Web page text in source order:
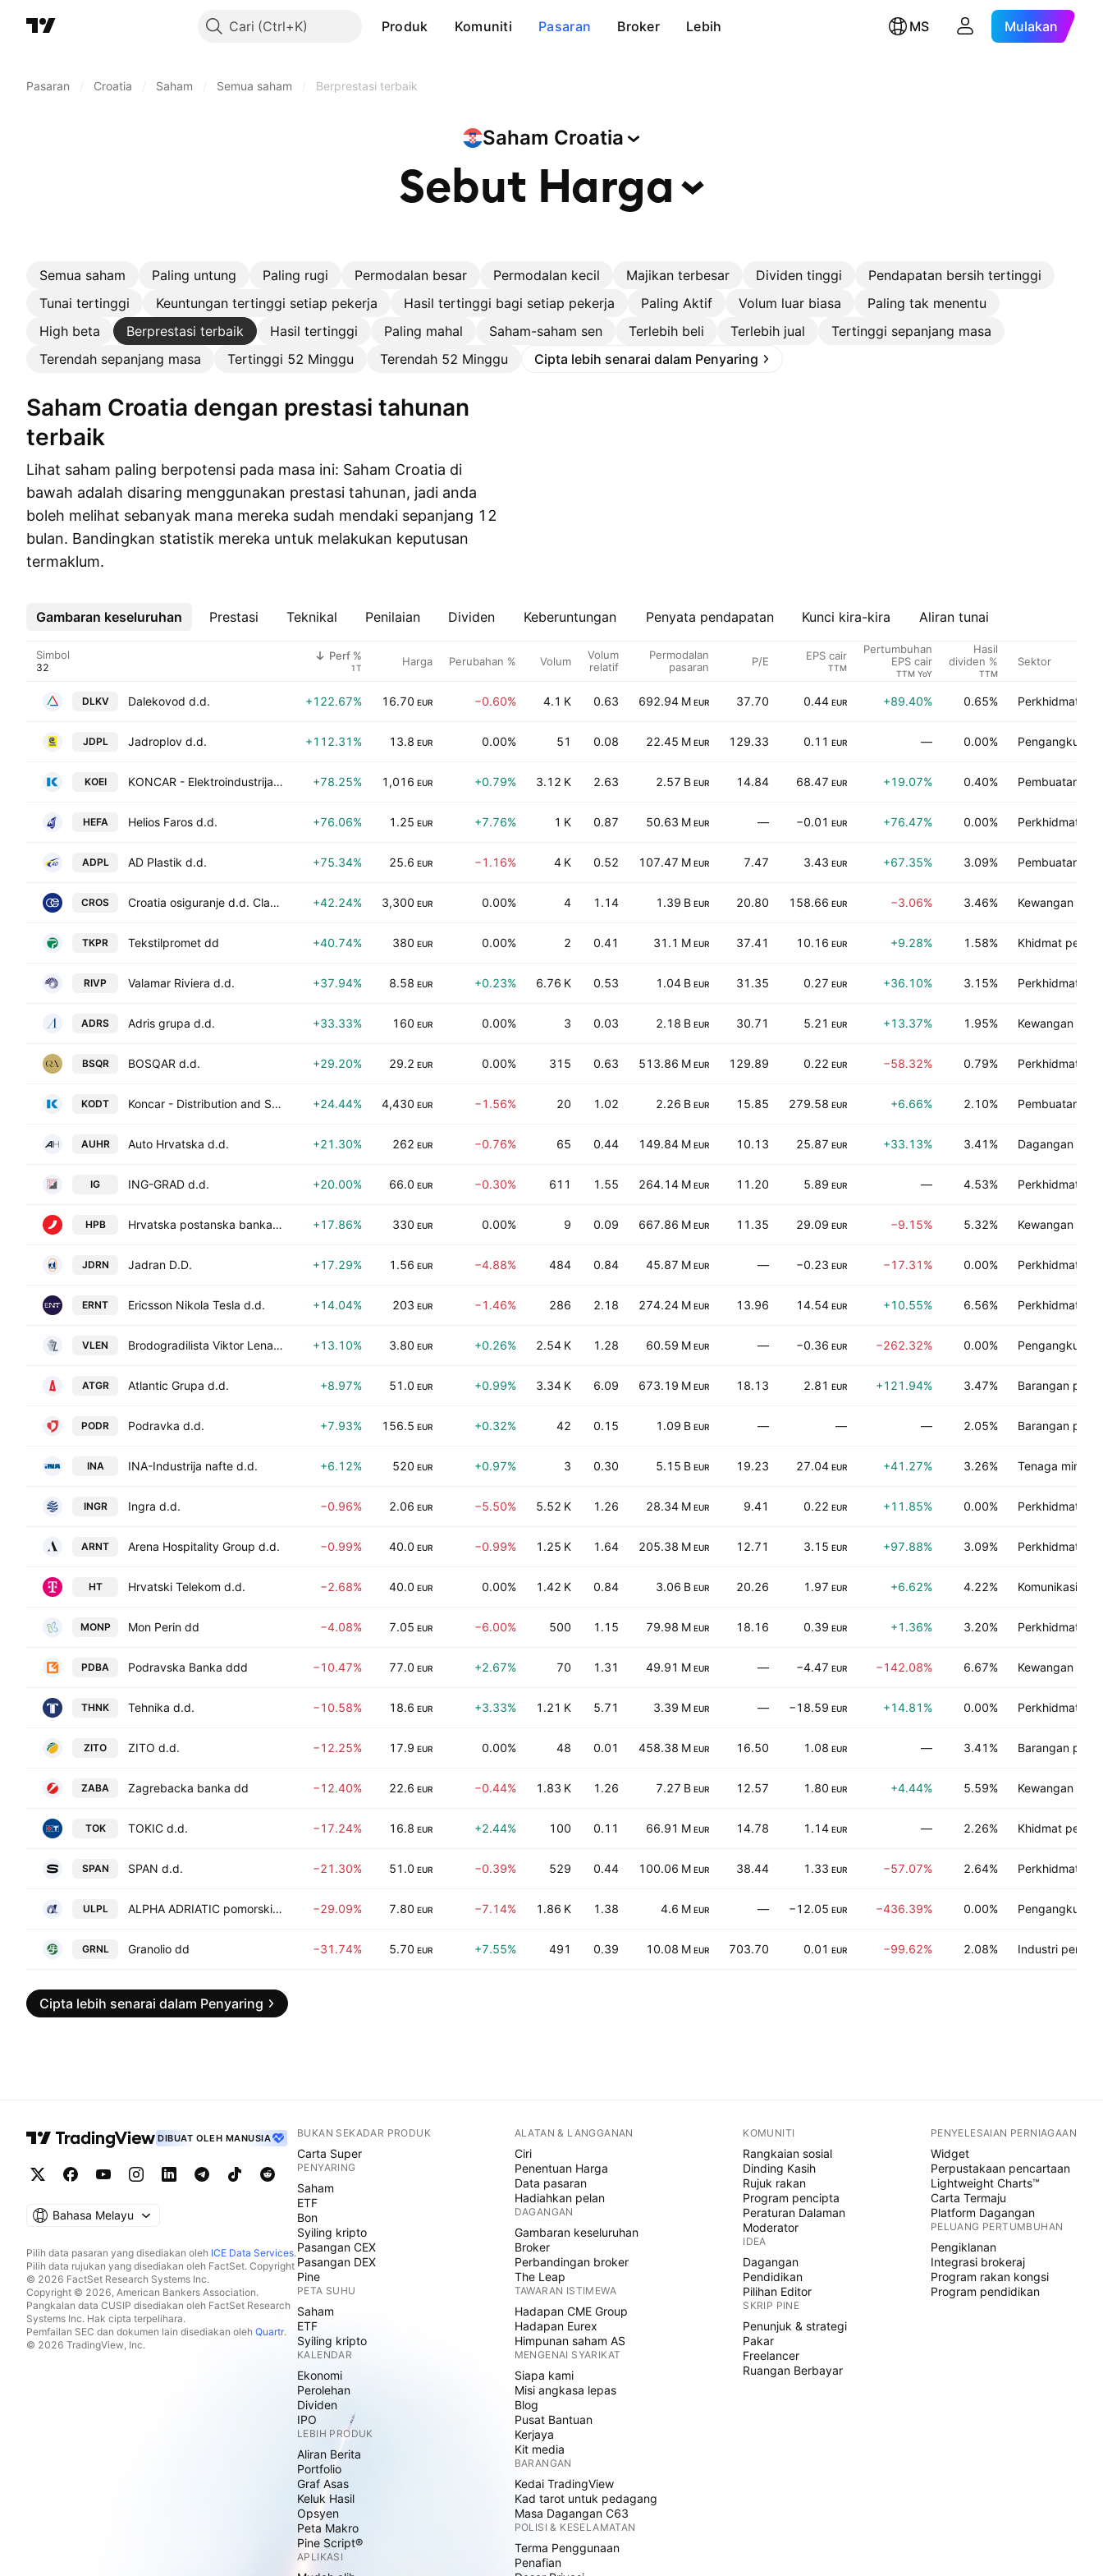
Cari Produk Komuniti Pasaran Broker Lebih MS Mulakan
Pasaran Croatia Saham Semua saham Berprestasi terbaik
Saham Croatia
Sebut Harga
Semua saham Paling untung Paling rugi Permodalan besar Permodalan kecil Majikan terbesar Dividen tinggi
Pendapatan bersih tertinggi
Tunai tertinggi
Keuntungan tertinggi setiap pekerja Hasil tertinggi bagi setiap pekerja Paling Aktif Volum luar biasa
Paling tak menentu
High beta
Berprestasi terbaik Hasil tertinggi Paling mahal Saham-saham sen Terlebih beli Terlebih jual
Tertinggi sepanjang masa
Terendah sepanjang masa
Tertinggi 52 Minggu Terendah 52 Minggu Cipta lebih senarai dalam Penyaring
Saham Croatia dengan prestasi tahunan
terbaik
Lihat saham paling berpotensi pada masa ini: Saham Croatia di
bawah adalah disaring menggunakan prestasi tahunan, jadi anda
boleh melihat sebanyak mana mereka sudah mendaki sepanjang 12
bulan. Bandingkan statistik mereka untuk melakukan keputusan
termaklum.
Gambaran keseluruhan Prestasi Teknikal Penilaian Dividen Keberuntungan Penyata pendapatan Kunci kira-kira Aliran tunai
Lebih
Simbol Perf %
1T Harga Perubahan % Volum
Volum
relatif
Permodalan
pasaran
P/E EPS cair
TTM
Pertumbuhan
EPS cair
TTM YoY
Hasil
dividen %
TTM
Sektor
DLKV Dalekovod d.d. +122.67% 16.70 EUR −0.60% 4.1 K 0.63 692.94 M EUR 37.70 0.44 EUR +89.40% 0.65% Perkhidmatan
JDPL Jadroplov d.d. +112.31% 13.8 EUR 0.00% 51 0.08 22.45 M EUR 129.33 0.11 EUR — 0.00% Pengangkutan
KOEI KONCAR - Elektroindustrija d.d. +78.25% 1,016 EUR +0.79% 3.12 K 2.63 2.57 B EUR 14.84 68.47 EUR +19.07% 0.40% Pembuatan
HEFA Helios Faros d.d. +76.06% 1.25 EUR +7.76% 1 K 0.87 50.63 M EUR — −0.01 EUR +76.47% 0.00% Perkhidmatan
ADPL AD Plastik d.d. +75.34% 25.6 EUR −1.16% 4 K 0.52 107.47 M EUR 7.47 3.43 EUR +67.35% 3.09% Pembuatan
CROS Croatia osiguranje d.d. Class A +42.24% 3,300 EUR 0.00% 4 1.14 1.39 B EUR 20.80 158.66 EUR −3.06% 3.46% Kewangan
TKPR Tekstilpromet dd +40.74% 380 EUR 0.00% 2 0.41 31.1 M EUR 37.41 10.16 EUR +9.28% 1.58% Khidmat
RIVP Valamar Riviera d.d. +37.94% 8.58 EUR +0.23% 6.76 K 0.53 1.04 B EUR 31.35 0.27 EUR +36.10% 3.15% Perkhidmatan
ADRS Adris grupa d.d. +33.33% 160 EUR 0.00% 3 0.03 2.18 B EUR 30.71 5.21 EUR +13.37% 1.95% Kewangan
BSQR BOSQAR d.d. +29.20% 29.2 EUR 0.00% 315 0.63 513.86 M EUR 129.89 0.22 EUR −58.32% 0.79% Perkhidmatan
KODT Koncar - Distribution and Special Transformers, Inc. +24.44% 4,430 EUR −1.56% 20 1.02 2.26 B EUR 15.85 279.58 EUR +6.66% 2.10% Pembuatan
AUHR Auto Hrvatska d.d. +21.30% 262 EUR −0.76% 65 0.44 149.84 M EUR 10.13 25.87 EUR +33.13% 3.41% Dagangan
IG ING-GRAD d.d. +20.00% 66.0 EUR −0.30% 611 1.55 264.14 M EUR 11.20 5.89 EUR — 4.53% Perkhidmatan
HPB Hrvatska postanska banka d.d. +17.86% 330 EUR 0.00% 9 0.09 667.86 M EUR 11.35 29.09 EUR −9.15% 5.32% Kewangan
JDRN Jadran D.D. +17.29% 1.56 EUR −4.88% 484 0.84 45.87 M EUR — −0.23 EUR −17.31% 0.00% Perkhidmatan
ERNT Ericsson Nikola Tesla d.d. +14.04% 203 EUR −1.46% 286 2.18 274.24 M EUR 13.96 14.54 EUR +10.55% 6.56% Perkhidmatan
VLEN Brodogradilista Viktor Lenac d.d. +13.10% 3.80 EUR +0.26% 2.54 K 1.28 60.59 M EUR — −0.36 EUR −262.32% 0.00% Pengangkutan
ATGR Atlantic Grupa d.d. +8.97% 51.0 EUR +0.99% 3.34 K 6.09 673.19 M EUR 18.13 2.81 EUR +121.94% 3.47% Barangan
PODR Podravka d.d. +7.93% 156.5 EUR +0.32% 42 0.15 1.09 B EUR — — — 2.05% Barangan
INA INA-Industrija nafte d.d. +6.12% 520 EUR +0.97% 3 0.30 5.15 B EUR 19.23 27.04 EUR +41.27% 3.26% Tenaga mineral
INGR Ingra d.d. −0.96% 2.06 EUR −5.50% 5.52 K 1.26 28.34 M EUR 9.41 0.22 EUR +11.85% 0.00% Perkhidmatan
ARNT Arena Hospitality Group d.d. −0.99% 40.0 EUR −0.99% 1.25 K 1.64 205.38 M EUR 12.71 3.15 EUR +97.88% 3.09% Perkhidmatan
HT Hrvatski Telekom d.d. −2.68% 40.0 EUR 0.00% 1.42 K 0.84 3.06 B EUR 20.26 1.97 EUR +6.62% 4.22% Komunikasi
MONP Mon Perin dd −4.08% 7.05 EUR −6.00% 500 1.15 79.98 M EUR 18.16 0.39 EUR +1.36% 3.20% Perkhidmatan
PDBA Podravska Banka ddd −10.47% 77.0 EUR +2.67% 70 1.31 49.91 M EUR — −4.47 EUR −142.08% 6.67% Kewangan
THNK Tehnika d.d. −10.58% 18.6 EUR +3.33% 1.21 K 5.71 3.39 M EUR — −18.59 EUR +14.81% 0.00% Perkhidmatan
ZITO ZITO d.d. −12.25% 17.9 EUR 0.00% 48 0.01 458.38 M EUR 16.50 1.08 EUR — 3.41% Barangan
ZABA Zagrebacka banka dd −12.40% 22.6 EUR −0.44% 1.83 K 1.26 7.27 B EUR 12.57 1.80 EUR +4.44% 5.59% Kewangan
TOK TOKIC d.d. −17.24% 16.8 EUR +2.44% 100 0.11 66.91 M EUR 14.78 1.14 EUR — 2.26% Khidmat
SPAN SPAN d.d. −21.30% 51.0 EUR −0.39% 529 0.44 100.06 M EUR 38.44 1.33 EUR −57.07% 2.64% Perkhidmatan
ULPL ALPHA ADRIATIC pomorski promet d.d. −29.09% 7.80 EUR −7.14% 1.86 K 1.38 4.6 M EUR — −12.05 EUR −436.39% 0.00% Pengangkutan
GRNL Granolio dd −31.74% 5.70 EUR +7.55% 491 0.39 10.08 M EUR 703.70 0.01 EUR −99.62% 2.08% Industri
Cipta lebih senarai dalam Penyaring
DIBUAT OLEH MANUSIA
Bahasa Melayu
Pilih data pasaran yang disediakan oleh ICE Data Services.
Pilih data rujukan yang disediakan oleh FactSet. Copyright
© 2026 FactSet Research Systems Inc.
Copyright © 2026, American Bankers Association.
Pangkalan data CUSIP disediakan oleh FactSet Research
Systems Inc. Hak cipta terpelihara.
Pemfailan SEC dan dokumen lain disediakan oleh Quartr.
© 2026 TradingView, Inc.
BUKAN SEKADAR PRODUK
Carta Super
PENYARING
Saham
ETF
Bon
Syiling kripto
Pasangan CEX
Pasangan DEX
Pine
PETA SUHU
Saham
ETF
Syiling kripto
KALENDAR
Ekonomi
Perolehan
Dividen
IPO
LEBIH PRODUK
Aliran Berita
Portfolio
Graf Asas
Keluk Hasil
Opsyen
Peta Makro
Pine Script®
APLIKASI
ALATAN & LANGGANAN
Ciri
Penentuan Harga
Data pasaran
Hadiahkan pelan
DAGANGAN
Gambaran keseluruhan
Broker
Perbandingan broker
The Leap
TAWARAN ISTIMEWA
Hadapan CME Group
Hadapan Eurex
Himpunan saham AS
MENGENAI SYARIKAT
Siapa kami
Misi angkasa lepas
Blog
Pusat Bantuan
Kerjaya
Kit media
BARANGAN
Kedai TradingView
Kad tarot untuk pedagang
Masa Dagangan C63
POLISI & KESELAMATAN
Terma Penggunaan
Penafian
KOMUNITI
Rangkaian sosial
Dinding Kasih
Rujuk rakan
Program pencipta
Peraturan Dalaman
Moderator
IDEA
Dagangan
Pendidikan
Pilihan Editor
SKRIP PINE
Penunjuk & strategi
Pakar
Freelancer
Ruangan Berbayar
PENYELESAIAN PERNIAGAAN
Widget
Perpustakaan pencartaan
Lightweight Charts™
Carta Termaju
Platform Dagangan
PELUANG PERTUMBUHAN
Pengiklanan
Integrasi brokeraj
Program rakan kongsi
Program pendidikan